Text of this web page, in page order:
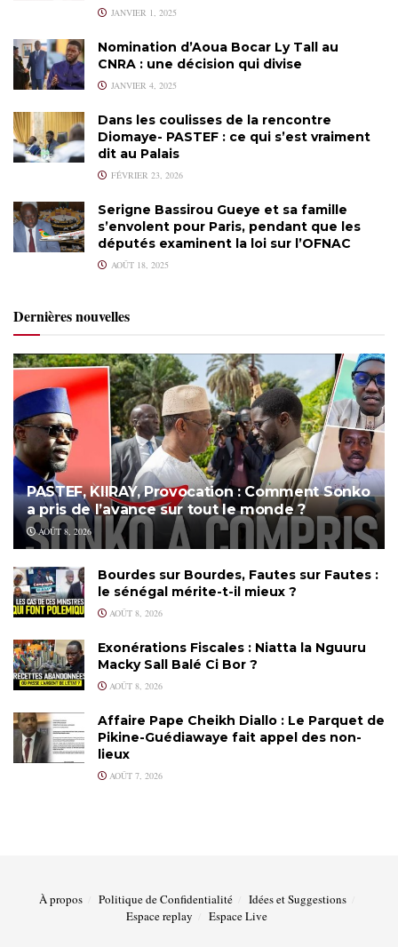
JANVIER 1, 2025
Nomination d’Aoua Bocar Ly Tall au
CNRA : une décision qui divise
JANVIER 4, 2025
Dans les coulisses de la rencontre
Diomaye- PASTEF : ce qui s’est vraiment
dit au Palais
FÉVRIER 23, 2026
Serigne Bassirou Gueye et sa famille
s’envolent pour Paris, pendant que les
députés examinent la loi sur l’OFNAC
AOÛT 18, 2025
Dernières nouvelles
PASTEF, KIIRAY, Provocation : Comment Sonko
a pris de l’avance sur tout le monde ?
AOÛT 8, 2026
Bourdes sur Bourdes, Fautes sur Fautes :
le sénégal mérite-t-il mieux ?
AOÛT 8, 2026
Exonérations Fiscales : Niatta la Nguuru
Macky Sall Balé Ci Bor ?
AOÛT 8, 2026
Affaire Pape Cheikh Diallo : Le Parquet de
Pikine-Guédiawaye fait appel des non-
lieux
AOÛT 7, 2026
À propos Politique de Confidentialité
Idées et Suggestions
Espace replay
Espace Live